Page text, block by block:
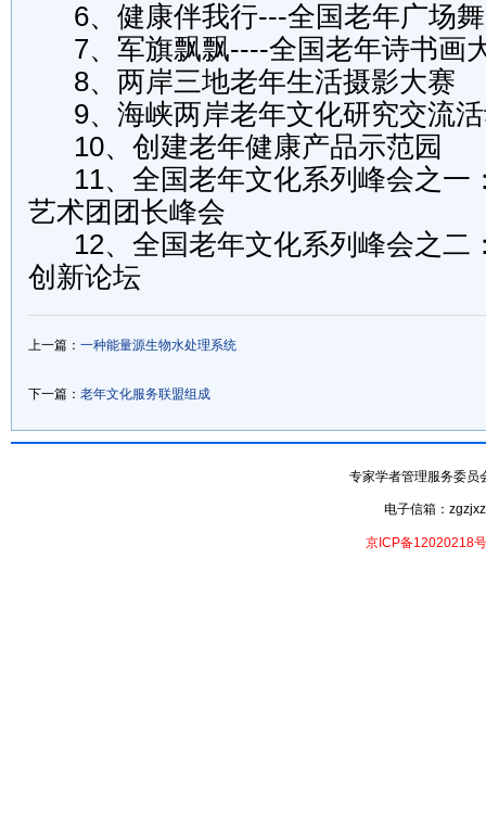
6、健康伴我行---全国老年广场
7、军旗飘飘----全国老年诗书画
8、两岸三地老年生活摄影大赛
9、海峡两岸老年文化研究交流
10、创建老年健康产品示范园
11、全国老年文化系列峰会之一
艺术团团长峰会
12、全国老年文化系列峰会之二
创新论坛
上一篇： 一种能量源生物水处理系统
下一篇： 老年文化服务联盟组成
专家学者管理服务委员
电子信箱：
京ICP备12020218